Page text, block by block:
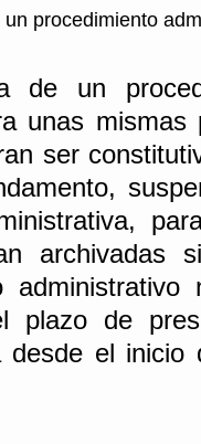
procedimiento
de un
unas
ser
archivadas
plazo de
desde el